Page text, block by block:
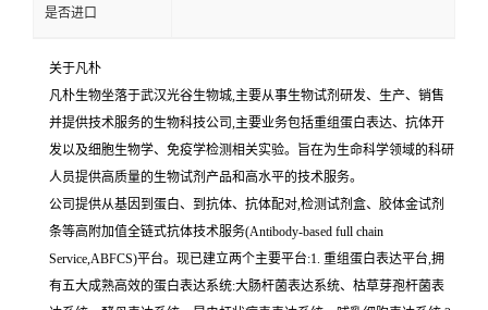
是否进口
关于凡朴
凡朴生物坐落于武汉光谷生物城,主要从事生物试剂研发、生产、销售
并提供技术服务的生物科技公司,主要业务包括重组蛋白表达、抗体开
发以及细胞生物学、免疫学检测相关实验。旨在为生命科学领域的科研
人员提供高质量的生物试剂产品和高水平的技术服务。
公司提供从基因到蛋白、到抗体、抗体配对,检测试剂盒、胶体金试剂
条等高附加值全链式抗体技术服务(Antibody-based full chain
Service,ABFCS)平台。现已建立两个主要平台:1. 重组蛋白表达平台,拥
有五大成熟高效的蛋白表达系统:大肠杆菌表达系统、枯草芽孢杆菌表